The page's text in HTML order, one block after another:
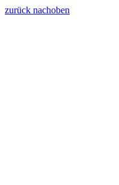
zurück nachoben